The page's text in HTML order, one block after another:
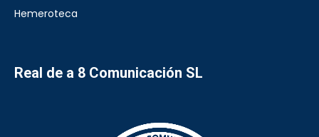
Hemeroteca
Real de a 8 Comunicación SL